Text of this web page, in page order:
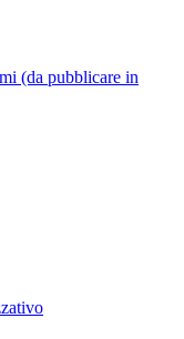
(da pubblicare in